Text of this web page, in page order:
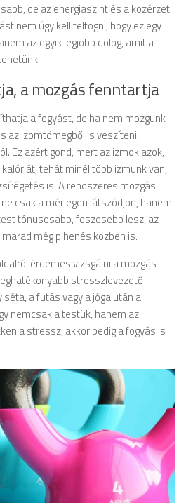
de az energiaszint és a közérzet
nem úgy kell felfogni, hogy ez egy
az egyik legjobb dolog, amit a
a mozgás fenntartja
a fogyást, de ha nem mozgunk
az izomtömegből is veszíteni,
Ez azért gond, mert az izmok azok,
tehát minél több izmunk van,
is. A rendszeres mozgás
csak a mérlegen látszódjon, hanem
tónusosabb, feszesebb lesz, az
még pihenés közben is.
érdemes vizsgálni a mozgás
stresszlevezető
a futás vagy a jóga után a
nemcsak a testük, hanem az
a stressz, akkor pedig a fogyás is